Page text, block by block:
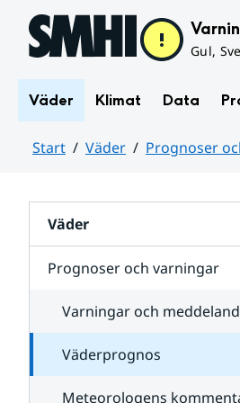
Hoppa till sidans innehåll
Gul,
Väder Klimat Data
Start Väder Prognoser
Väder
Prognoser och varningar
Varningar och
Väderprognos
Meteorologens